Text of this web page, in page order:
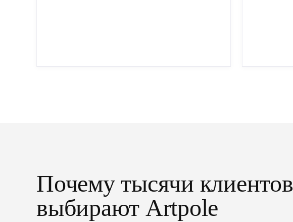
Почему тысячи клиентов
выбирают Artpole